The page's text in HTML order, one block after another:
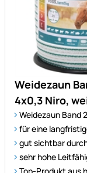
Weidezaun
4x0,3 Niro,
Weidezaun Band
für eine
gut sichtbar
sehr hohe